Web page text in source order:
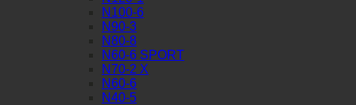
N100-6
N90-3
N80-8
N60-6 SPORT
N70-2 X
N60-6
N40-5